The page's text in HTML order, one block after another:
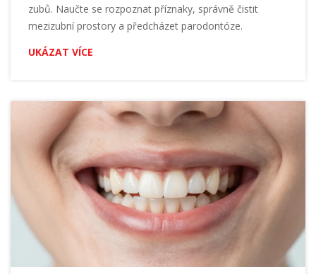
zubů. Naučte se rozpoznat příznaky, správně čistit
mezizubní prostory a předcházet parodontóze.
UKÁZAT VÍCE